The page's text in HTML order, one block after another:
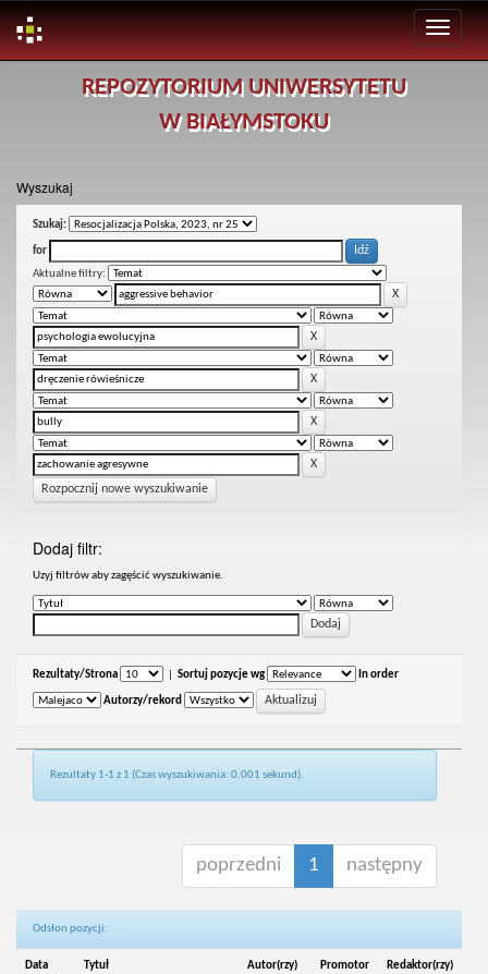
REPOZYTORIUM UNIWERSYTETU
W BIAŁYMSTOKU
Wyszukaj
Szukaj:
for
Aktualne filtry:
Rozpocznij nowe wyszukiwanie
Dodaj filtr:
Uzyj filtrów aby zagęścić wyszukiwanie.
Rezultaty/Strona Sortuj pozycje wg In order
Autorzy/rekord
Rezultaty 1-1 z 1 (Czas wyszukiwania: 0.001 sekund).
poprzedni 1 następny
Odsłon pozycji:
Data
Tytuł Autor(rzy) Promotor Redaktor(rzy)